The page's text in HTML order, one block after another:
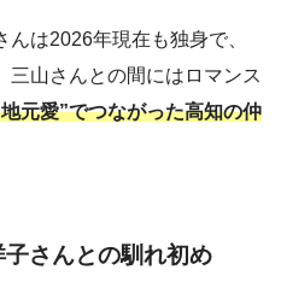
は2026年現在も独身で、
三山さんとの間にはロマンス
元愛”でつながった高知の仲
さんとの馴れ初め